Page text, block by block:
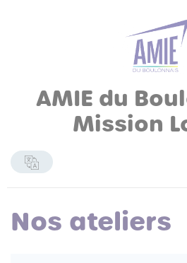
AMIE du
Mission
Nos ateliers